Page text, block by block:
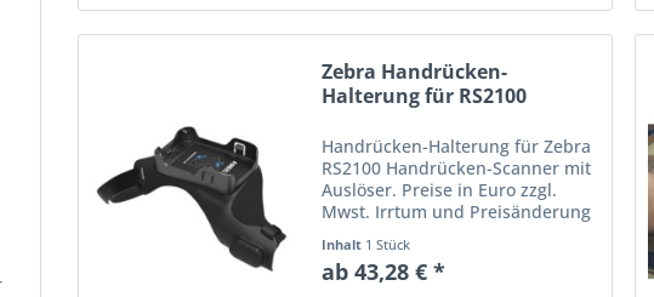
Zebra Handrücken-
Halterung für RS2100
Handrücken-Halterung für Zebra
RS2100 Handrücken-Scanner mit
Auslöser. Preise in Euro zzgl.
Mwst. Irrtum und Preisänderung
Inhalt 1 Stück
ab 43,28 € *